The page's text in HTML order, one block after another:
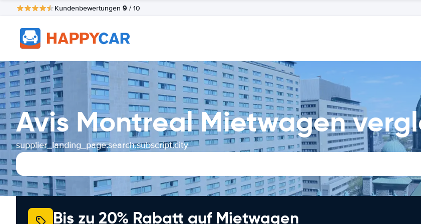
Kundenbewertungen 9 / 10
Avis Montreal Mietwagen
supplier_landing_page.search.subscript.city
Bis zu 20% Rabatt auf Mietwagen